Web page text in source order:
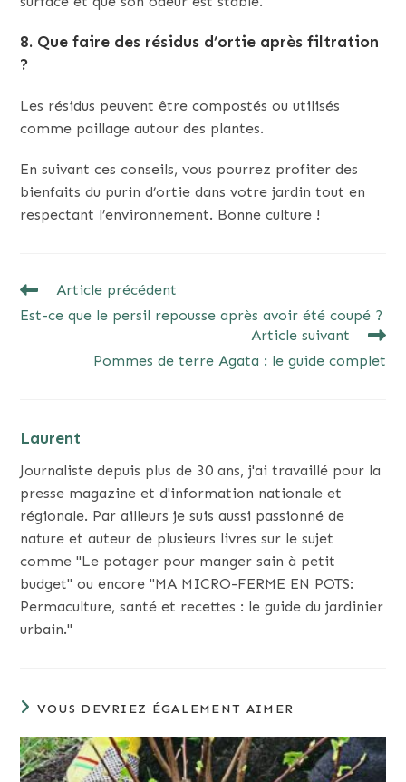
8. Que faire des résidus d’ortie après filtration
?
Les résidus peuvent être compostés ou utilisés
comme paillage autour des plantes.
En suivant ces conseils, vous pourrez profiter des
bienfaits du purin d’ortie dans votre jardin tout en
respectant l’environnement. Bonne culture !
READ
ARTICLES
Article précédent
Est-ce que le persil repousse après avoir été coupé ?
Article suivant
Pommes de terre Agata : le guide complet
Laurent
Journaliste depuis plus de 30 ans, j'ai travaillé pour la
presse magazine et d'information nationale et
régionale. Par ailleurs je suis aussi passionné de
nature et auteur de plusieurs livres sur le sujet
comme "Le potager pour manger sain à petit
budget" ou encore "MA MICRO-FERME EN POTS:
Permaculture, santé et recettes : le guide du jardinier
urbain."
VOUS DEVRIEZ ÉGALEMENT AIMER